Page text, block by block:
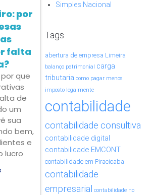
por
falta
que
de
um
sua
bem,
e
lucro
Simples Nacional
Tags
abertura de empresa Limeira
balanço patrimonial
carga
tributaria como pagar menos
imposto legalmente
contabilidade
contabilidade consultiva
contabilidade digital
contabilidade EMCONT
contabilidade em Piracicaba
contabilidade
empresarial
contabilidade no